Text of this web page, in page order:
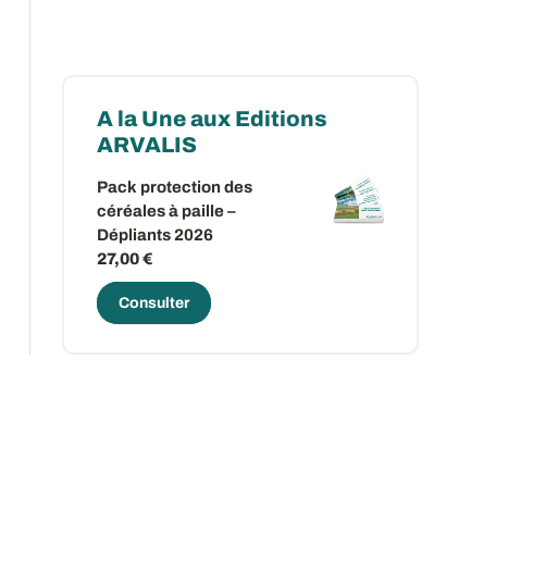
A la Une aux Editions
ARVALIS
Pack protection des
céréales à paille –
Dépliants 2026
27,00 €
Consulter